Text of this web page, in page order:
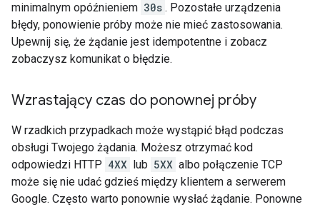
minimalnym opóźnieniem 30s . Pozostałe urządzenia
błędy, ponowienie próby może nie mieć zastosowania.
Upewnij się, że żądanie jest idempotentne i zobacz
zobaczysz komunikat o błędzie.
Wzrastający czas do ponownej próby
W rzadkich przypadkach może wystąpić błąd podczas
obsługi Twojego żądania. Możesz otrzymać kod
odpowiedzi HTTP 4XX lub 5XX albo połączenie TCP
może się nie udać gdzieś między klientem a serwerem
Google. Często warto ponownie wysłać żądanie. Ponowne